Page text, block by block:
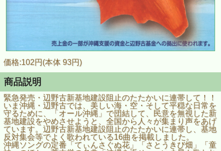
価格:102円(本体 93円)
商品説明
緊急発売・辺野古新基地建設阻止のたたかいに連帯して！！
いま沖縄・辺野古では、美しい海・空・そして平穏な日常を
守るために、「オール沖縄」で団結して、民意を無視した新
基地建設をやめさせようと、全国から人々が集まり声をあげ
ています。辺野古新基地建設阻止のたたかいに連帯し、基地
反対集会等でよく歌われている16曲を掲載しました。
沖縄ソングの定番「てぃんさぐぬ花」「さとうきび畑」「童